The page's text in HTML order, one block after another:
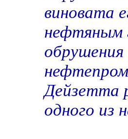
виновата
нефтяным
обрушения
Дейзетта
одного из